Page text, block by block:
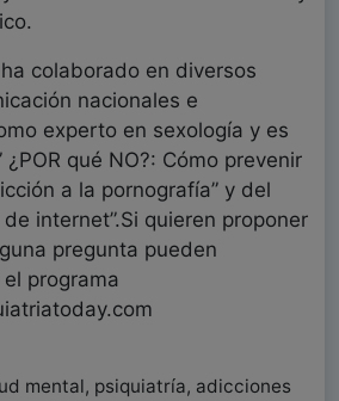
colaborado en diversos
nacionales e
experto en sexología y es
qué NO?: Cómo prevenir
a la pornografía” y del
internet”.Si quieren proponer
pregunta pueden
programa
mental, psiquiatría, adicciones